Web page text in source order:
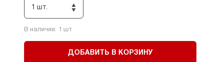
культуры»). Учебно-методический комплект
включает в себя 1) учебное пособие, 2) рабочую
словарик 3) пособие для учителей.
1 шт.
В наличии: 1 шт.
ДОБАВИТЬ В КОРЗИНУ